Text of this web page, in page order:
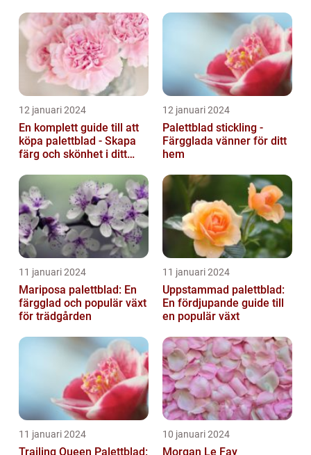
12 januari 2024
En komplett guide till att
köpa palettblad - Skapa
färg och skönhet i ditt
12 januari 2024
Palettblad stickling -
Färgglada vänner för ditt
hem
11 januari 2024
Mariposa palettblad: En
färgglad och populär växt
för trädgården
11 januari 2024
Uppstammad palettblad:
En fördjupande guide till
en populär växt
11 januari 2024
Trailing Queen Palettblad:
10 januari 2024
Morgan Le Fay